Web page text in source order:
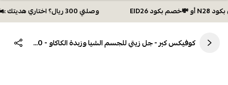
وصلتي 300 ريال؟ اختاري هديتك :🏍 شحن مجاني بكود N28 أو 💸خصم بكود EID26
كوفيكس كير - جل زيتي للجسم الشيا وزبدة الكاكاو - 200مل